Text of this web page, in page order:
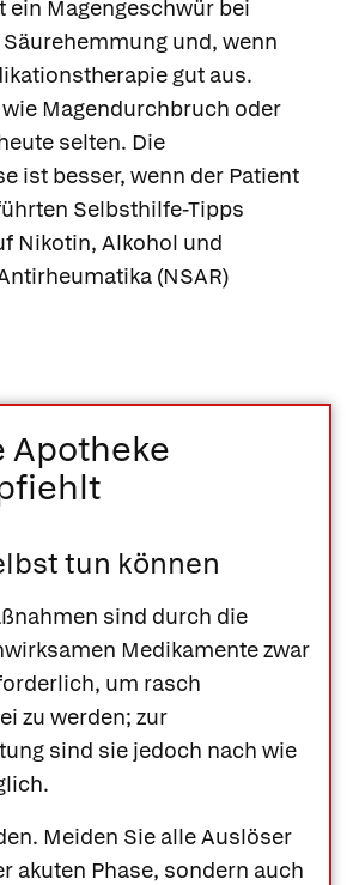
ein Magengeschwür bei
und, wenn
gut aus.
Magendurchbruch oder
selten. Die
ist besser, wenn der Patient
Selbsthilfe-Tipps
Nikotin, Alkohol und
(NSAR)
Apotheke
tun können
sind durch die
Medikamente zwar
um rasch
zu werden; zur
sind sie jedoch nach wie
Meiden Sie alle Auslöser
akuten Phase, sondern auch